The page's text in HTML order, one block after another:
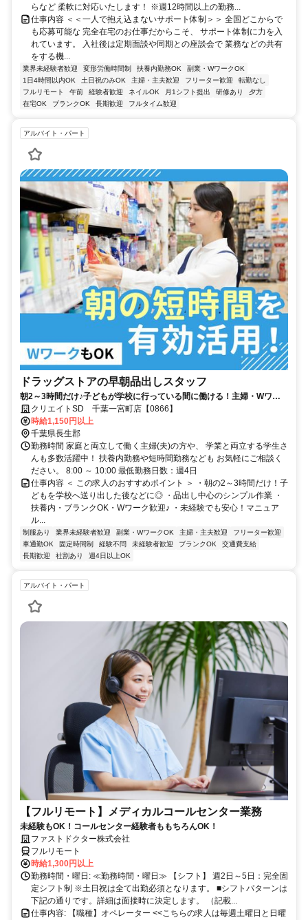
らなど 柔軟に対応いたします！ ※週12時間以上の勤務...
仕事内容 ＜＜一人で抱え込まないサポート体制＞＞ 全国どこからで
も応募可能な 完全在宅のお仕事だからこそ、 サポート体制に力を入
れています。 入社後は定期面談や同期との座談会で 業務などの共有
をする機...
業界未経験者歓迎 変形労働時間制 扶養内勤務OK
副業・WワークOK
1日4時間以内OK
土日祝のみOK 主婦・主夫歓迎 フリーター歓迎
転勤なし
フルリモート
午前 経験者歓迎 ネイルOK 月1シフト提出 研修あり
夕方
在宅OK
ブランクOK 長期歓迎 フルタイム歓迎
アルバイト・パート
ドラッグストアの早朝品出しスタッフ
朝2～3時間だけ♪子どもが学校に行っている間に働ける！主婦・Wワー
ク活躍中
クリエイトSD 千葉一宮町店【0866】
時給1,150円以上
千葉県長生郡
勤務時間 家庭と両立して働く主婦(夫)の方や、 学業と両立する学生さ
んも多数活躍中！ 扶養内勤務や短時間勤務なども お気軽にご相談く
ださい。 8:00 ～ 10:00 最低勤務日数：週4日
仕事内容 ＜ この求人のおすすめポイント ＞ ・朝の2～3時間だけ！子
どもを学校へ送り出した後などに◎ ・品出し中心のシンプル作業 ・
扶養内・ブランクOK・Wワーク歓迎♪ ・未経験でも安心！マニュア
ル...
制服あり 業界未経験者歓迎 副業・WワークOK 主婦・主夫歓迎
フリーター歓迎
車通勤OK
固定時間制 経験不問 未経験者歓迎 ブランクOK
交通費支給
長期歓迎
社割あり 週4日以上OK
アルバイト・パート
【フルリモート】メディカルコールセンター業務
未経験もOK！コールセンター経験者ももちろんOK！
ファストドクター株式会社
フルリモート
時給1,300円以上
勤務時間・曜日: ≪勤務時間・曜日≫ 【シフト】 週2日～5日：完全固
定シフト制 ※土日祝は全て出勤必須となります。ㅤ ■シフトパターンは
下記の通りです。詳細は面接時に決定します。 （記載...
仕事内容: 【職種】オペレーター <<こちらの求人は毎週土曜日と日曜